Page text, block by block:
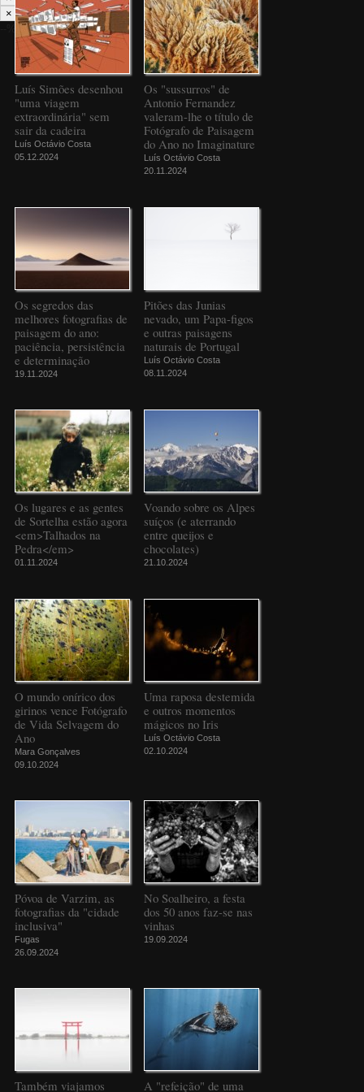
Luís Simões desenhou
"uma viagem
extraordinária" sem
sair da cadeira
Luís Octávio Costa
05.12.2024
Os "sussurros" de
Antonio Fernandez
valeram-lhe o título de
Fotógrafo de Paisagem
do Ano no Imaginature
Luís Octávio Costa
20.11.2024
Os segredos das
melhores fotografias de
paisagem do ano:
paciência, persistência
e determinação
19.11.2024
Pitões das Junias
nevado, um Papa-figos
e outras paisagens
naturais de Portugal
Luís Octávio Costa
08.11.2024
Os lugares e as gentes
de Sortelha estão agora
<em>Talhados na
Pedra</em>
01.11.2024
Voando sobre os Alpes
suíços (e aterrando
entre queijos e
chocolates)
21.10.2024
O mundo onírico dos
girinos vence Fotógrafo
de Vida Selvagem do
Ano
Mara Gonçalves
09.10.2024
Uma raposa destemida
e outros momentos
mágicos no Iris
Luís Octávio Costa
02.10.2024
Póvoa de Varzim, as
fotografias da "cidade
inclusiva"
Fugas
26.09.2024
No Soalheiro, a festa
dos 50 anos faz-se nas
vinhas
19.09.2024
Também viajamos
A "refeição" de uma
×
--%>